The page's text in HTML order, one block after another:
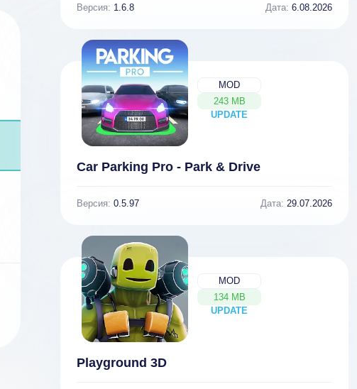
Версия: 1.6.8 Дата: 6.08.2026
MOD
243 MB
UPDATE
NEW
Car Parking Pro - Park & Drive
Версия: 0.5.97 Дата: 29.07.2026
MOD
134 MB
UPDATE
NEW
Playground 3D